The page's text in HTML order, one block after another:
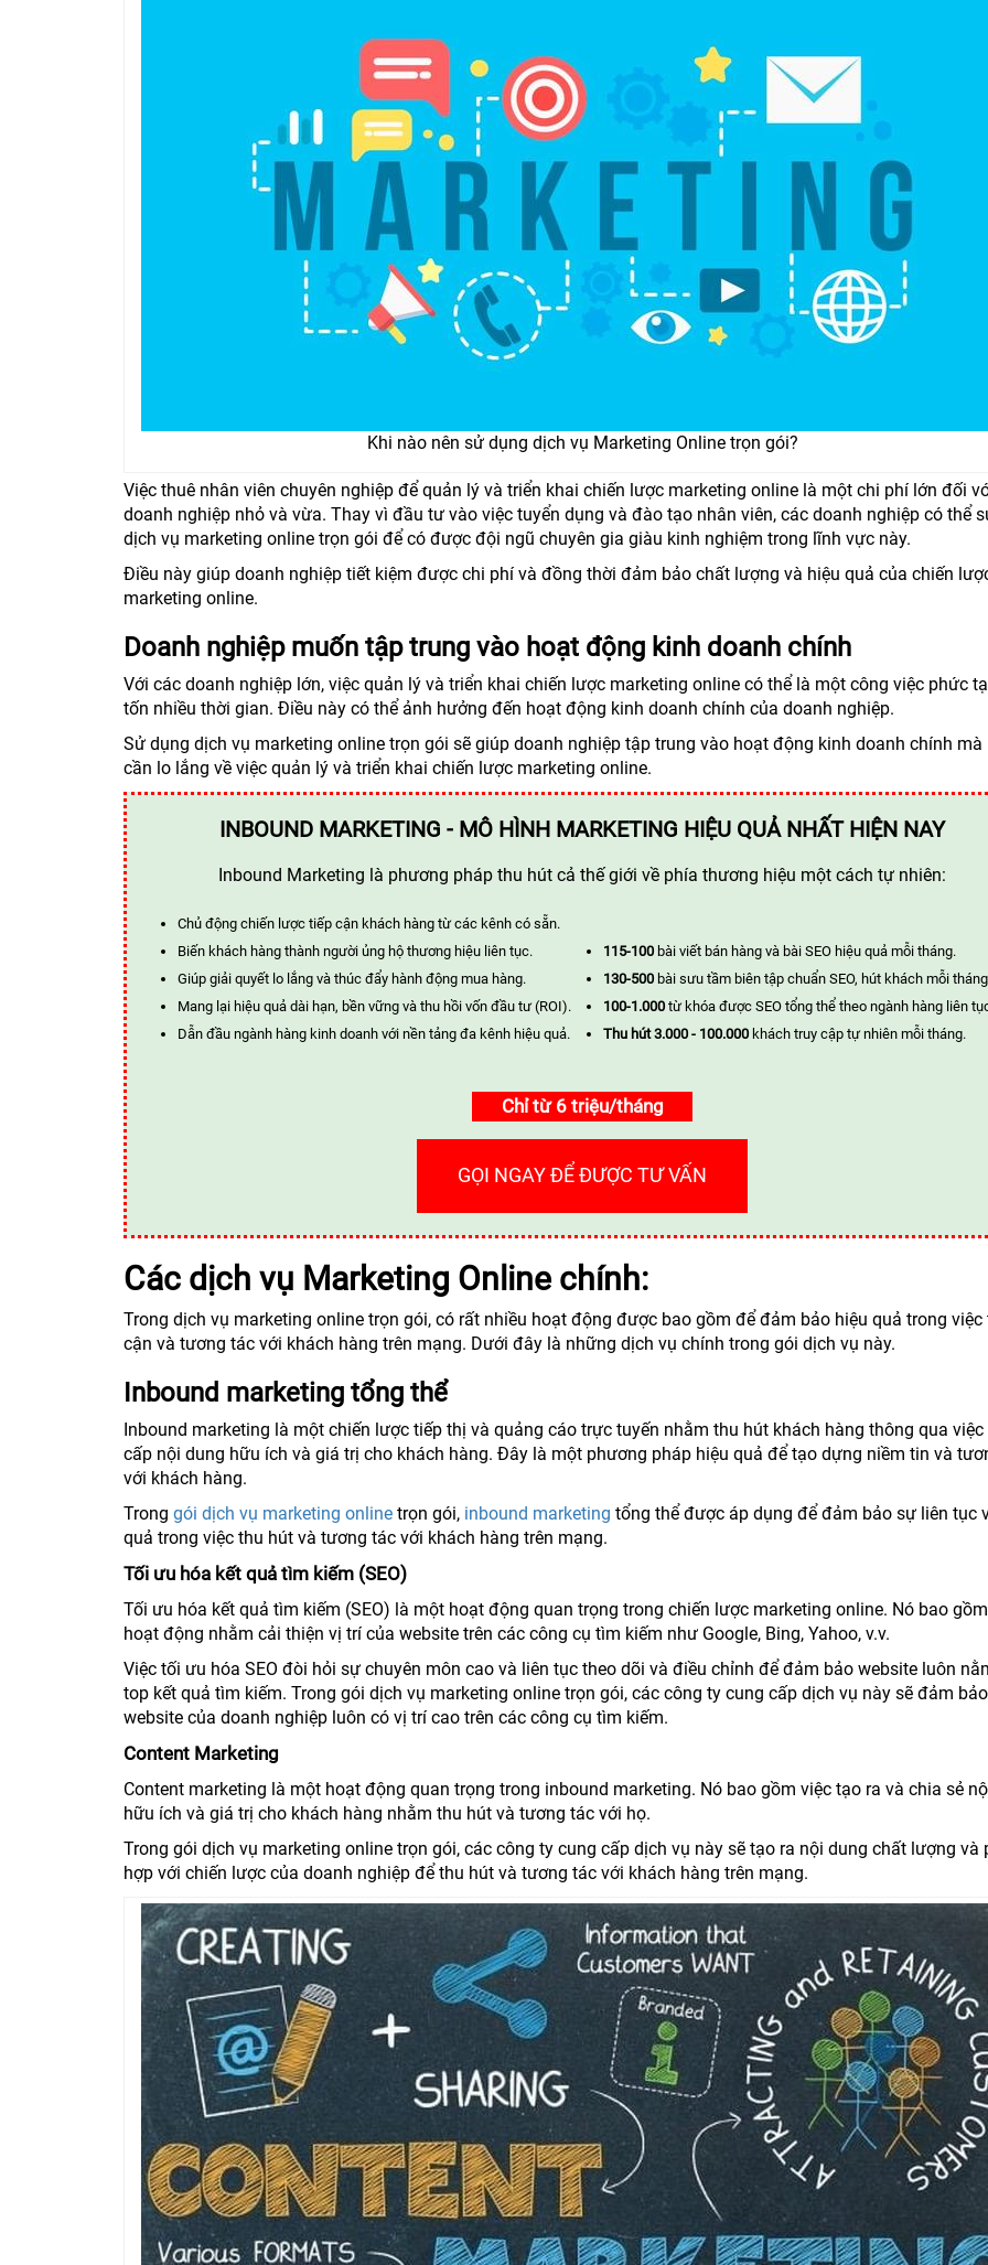
Khi nào nên sử dụng dịch vụ Marketing Online trọn gói?
Việc thuê nhân viên chuyên nghiệp để quản lý và triển khai chiến lược marketing online là một chi phí lớn đối
doanh nghiệp nhỏ và vừa. Thay vì đầu tư vào việc tuyển dụng và đào tạo nhân viên, các doanh nghiệp có thể
dịch vụ marketing online trọn gói để có được đội ngũ chuyên gia giàu kinh nghiệm trong lĩnh vực này.
Điều này giúp doanh nghiệp tiết kiệm được chi phí và đồng thời đảm bảo chất lượng và hiệu quả của chiến
marketing online.
Doanh nghiệp muốn tập trung vào hoạt động kinh doanh chính
Với các doanh nghiệp lớn, việc quản lý và triển khai chiến lược marketing online có thể là một công việc phức
tốn nhiều thời gian. Điều này có thể ảnh hưởng đến hoạt động kinh doanh chính của doanh nghiệp.
Sử dụng dịch vụ marketing online trọn gói sẽ giúp doanh nghiệp tập trung vào hoạt động kinh doanh chính mà
cần lo lắng về việc quản lý và triển khai chiến lược marketing online.
INBOUND MARKETING - MÔ HÌNH MARKETING HIỆU QUẢ NHẤT HIỆN NAY
Inbound Marketing là phương pháp thu hút cả thế giới về phía thương hiệu một cách tự nhiên:
Chủ động chiến lược tiếp cận khách hàng từ các kênh có sẵn.
Biến khách hàng thành người ủng hộ thương hiệu liên tục.
Giúp giải quyết lo lắng và thúc đẩy hành động mua hàng.
Mang lại hiệu quả dài hạn, bền vững và thu hồi vốn đầu tư (ROI).
Dẫn đầu ngành hàng kinh doanh với nền tảng đa kênh hiệu quả.
115-100 bài viết bán hàng và bài SEO hiệu quả mỗi tháng.
130-500 bài sưu tầm biên tập chuẩn SEO, hút khách mỗi
100-1.000 từ khóa được SEO tổng thể theo ngành hàng liên
Thu hút 3.000 - 100.000 khách truy cập tự nhiên mỗi tháng.
Chỉ từ 6 triệu/tháng
GỌI NGAY ĐỂ ĐƯỢC TƯ VẤN
Các dịch vụ Marketing Online chính:
Trong dịch vụ marketing online trọn gói, có rất nhiều hoạt động được bao gồm để đảm bảo hiệu quả trong việc
cận và tương tác với khách hàng trên mạng. Dưới đây là những dịch vụ chính trong gói dịch vụ này.
Inbound marketing tổng thể
Inbound marketing là một chiến lược tiếp thị và quảng cáo trực tuyến nhằm thu hút khách hàng thông qua việc
cấp nội dung hữu ích và giá trị cho khách hàng. Đây là một phương pháp hiệu quả để tạo dựng niềm tin và
với khách hàng.
Trong gói dịch vụ marketing online trọn gói, inbound marketing tổng thể được áp dụng để đảm bảo sự liên tục
quả trong việc thu hút và tương tác với khách hàng trên mạng.
Tối ưu hóa kết quả tìm kiếm (SEO)
Tối ưu hóa kết quả tìm kiếm (SEO) là một hoạt động quan trọng trong chiến lược marketing online. Nó bao
hoạt động nhằm cải thiện vị trí của website trên các công cụ tìm kiếm như Google, Bing, Yahoo, v.v.
Việc tối ưu hóa SEO đòi hỏi sự chuyên môn cao và liên tục theo dõi và điều chỉnh để đảm bảo website luôn
top kết quả tìm kiếm. Trong gói dịch vụ marketing online trọn gói, các công ty cung cấp dịch vụ này sẽ đảm bảo
website của doanh nghiệp luôn có vị trí cao trên các công cụ tìm kiếm.
Content Marketing
Content marketing là một hoạt động quan trọng trong inbound marketing. Nó bao gồm việc tạo ra và chia sẻ
hữu ích và giá trị cho khách hàng nhằm thu hút và tương tác với họ.
Trong gói dịch vụ marketing online trọn gói, các công ty cung cấp dịch vụ này sẽ tạo ra nội dung chất lượng và
hợp với chiến lược của doanh nghiệp để thu hút và tương tác với khách hàng trên mạng.